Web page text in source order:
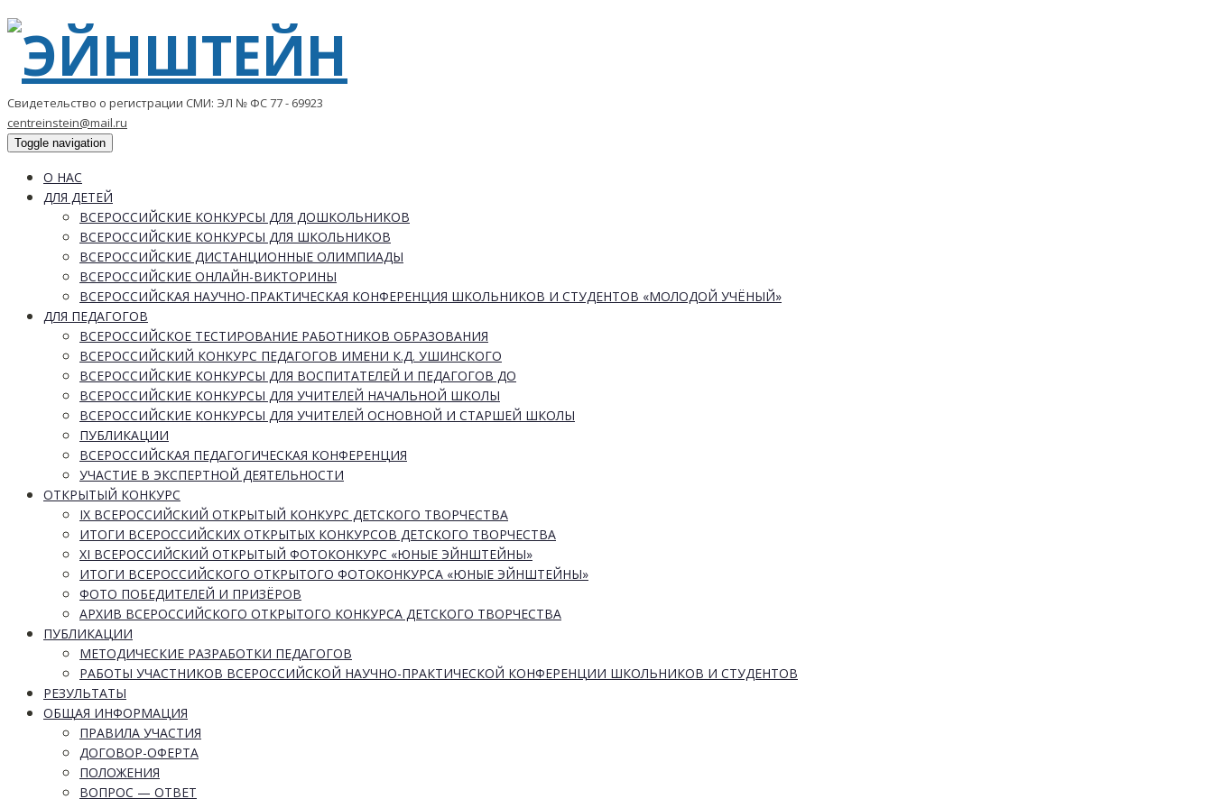
Свидетельство о регистрации СМИ: ЭЛ № ФС 77 - 69923
centreinstein@mail.ru
Toggle navigation
О НАС
ДЛЯ ДЕТЕЙ
ВСЕРОССИЙСКИЕ КОНКУРСЫ ДЛЯ ДОШКОЛЬНИКОВ
ВСЕРОССИЙСКИЕ КОНКУРСЫ ДЛЯ ШКОЛЬНИКОВ
ВСЕРОССИЙСКИЕ ДИСТАНЦИОННЫЕ ОЛИМПИАДЫ
ВСЕРОССИЙСКИЕ ОНЛАЙН-ВИКТОРИНЫ
ВСЕРОССИЙСКАЯ НАУЧНО-ПРАКТИЧЕСКАЯ КОНФЕРЕНЦИЯ ШКОЛЬНИКОВ И СТУДЕНТОВ «МОЛОДОЙ УЧЁНЫЙ»
ДЛЯ ПЕДАГОГОВ
ВСЕРОССИЙСКОЕ ТЕСТИРОВАНИЕ РАБОТНИКОВ ОБРАЗОВАНИЯ
ВСЕРОССИЙСКИЙ КОНКУРС ПЕДАГОГОВ ИМЕНИ К.Д. УШИНСКОГО
ВСЕРОССИЙСКИЕ КОНКУРСЫ ДЛЯ ВОСПИТАТЕЛЕЙ И ПЕДАГОГОВ ДО
ВСЕРОССИЙСКИЕ КОНКУРСЫ ДЛЯ УЧИТЕЛЕЙ НАЧАЛЬНОЙ ШКОЛЫ
ВСЕРОССИЙСКИЕ КОНКУРСЫ ДЛЯ УЧИТЕЛЕЙ ОСНОВНОЙ И СТАРШЕЙ ШКОЛЫ
ПУБЛИКАЦИИ
ВСЕРОССИЙСКАЯ ПЕДАГОГИЧЕСКАЯ КОНФЕРЕНЦИЯ
УЧАСТИЕ В ЭКСПЕРТНОЙ ДЕЯТЕЛЬНОСТИ
ОТКРЫТЫЙ КОНКУРС
IX ВСЕРОССИЙСКИЙ ОТКРЫТЫЙ КОНКУРС ДЕТСКОГО ТВОРЧЕСТВА
ИТОГИ ВСЕРОССИЙСКИХ ОТКРЫТЫХ КОНКУРСОВ ДЕТСКОГО ТВОРЧЕСТВА
XI ВСЕРОССИЙСКИЙ ОТКРЫТЫЙ ФОТОКОНКУРС «ЮНЫЕ ЭЙНШТЕЙНЫ»
ИТОГИ ВСЕРОССИЙСКОГО ОТКРЫТОГО ФОТОКОНКУРСА «ЮНЫЕ ЭЙНШТЕЙНЫ»
ФОТО ПОБЕДИТЕЛЕЙ И ПРИЗЁРОВ
АРХИВ ВСЕРОССИЙСКОГО ОТКРЫТОГО КОНКУРСА ДЕТСКОГО ТВОРЧЕСТВА
ПУБЛИКАЦИИ
МЕТОДИЧЕСКИЕ РАЗРАБОТКИ ПЕДАГОГОВ
РАБОТЫ УЧАСТНИКОВ ВСЕРОССИЙСКОЙ НАУЧНО-ПРАКТИЧЕСКОЙ КОНФЕРЕНЦИИ ШКОЛЬНИКОВ И СТУДЕНТОВ
РЕЗУЛЬТАТЫ
ОБЩАЯ ИНФОРМАЦИЯ
ПРАВИЛА УЧАСТИЯ
ДОГОВОР-ОФЕРТА
ПОЛОЖЕНИЯ
ВОПРОС — ОТВЕТ